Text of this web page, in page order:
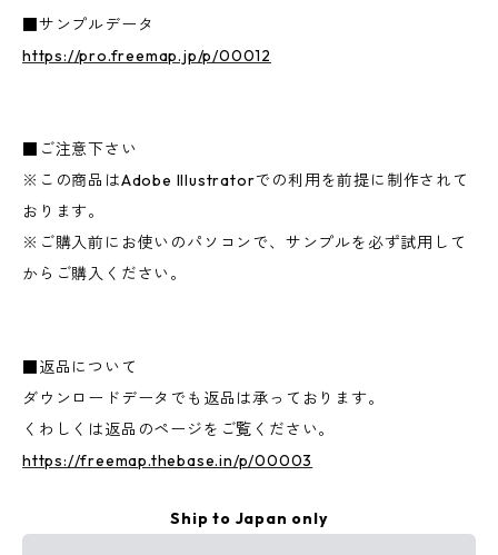
■サンプルデータ
https://pro.freemap.jp/p/00012
■ご注意下さい
※この商品はAdobe Illustratorでの利用を前提に制作されて
おります。
※ご購入前にお使いのパソコンで、サンプルを必ず試用して
からご購入ください。
■返品について
ダウンロードデータでも返品は承っております。
くわしくは返品のページをご覧ください。
https://freemap.thebase.in/p/00003
Ship to Japan only